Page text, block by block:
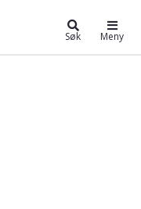
Søk Meny